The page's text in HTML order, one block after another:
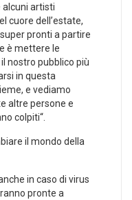
alcuni artisti
cuore dell’estate,
pronti a partire
è mettere le
nostro pubblico più
in questa
e vediamo
altre persone e
colpiti“.
il mondo della
in caso di virus
pronte a